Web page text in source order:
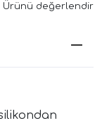
Ürünü değerlendir